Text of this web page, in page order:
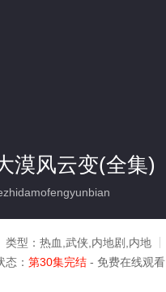
漠风云变(全集)
类型： 热血,武侠,内地剧,内地
态： 第30集完结 - 免费在线观看